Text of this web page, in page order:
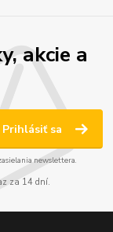
akcie a
Prihlásiť sa
newslettera.
za 14 dní.